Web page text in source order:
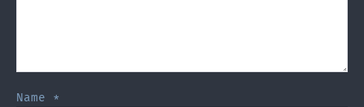
Name *